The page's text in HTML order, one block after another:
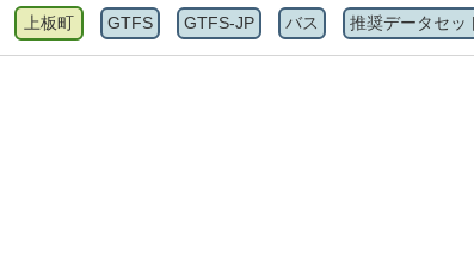
上板町 GTFS GTFS-JP バス 推奨データセッ